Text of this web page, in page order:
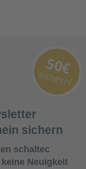
sichern
schaltec
Neuigkeit
50€
sichern!